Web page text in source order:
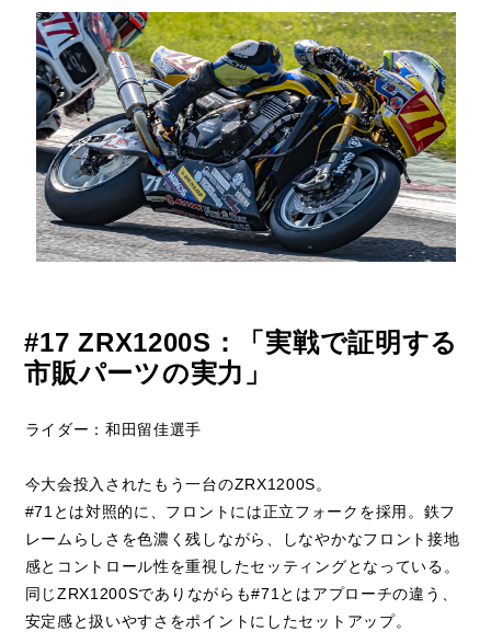
#17 ZRX1200S：「実戦で証明する
市販パーツの実力」
ライダー：和田留佳選手
今大会投入されたもう一台のZRX1200S。
#71とは対照的に、フロントには正立フォークを採用。鉄フ
レームらしさを色濃く残しながら、しなやかなフロント接地
感とコントロール性を重視したセッティングとなっている。
同じZRX1200Sでありながらも#71とはアプローチの違う、
安定感と扱いやすさをポイントにしたセットアップ。